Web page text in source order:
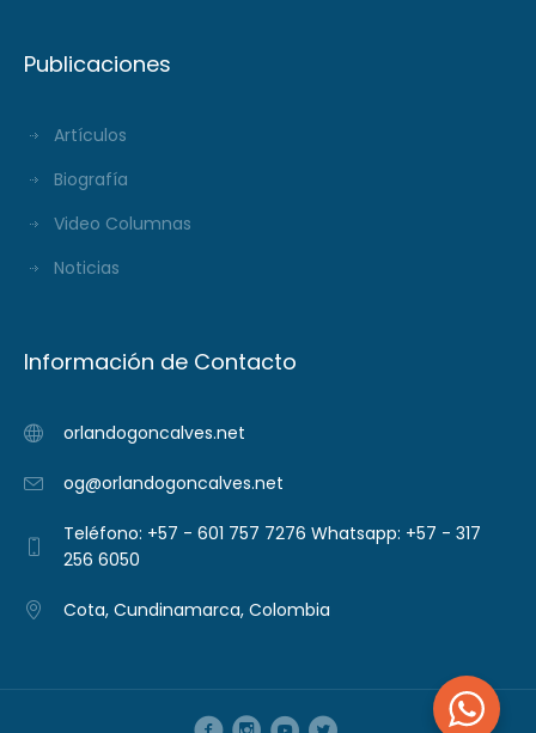
Publicaciones
Artículos
Biografía
Video Columnas
Noticias
Información de Contacto
orlandogoncalves.net
og@orlandogoncalves.net
Teléfono: +57 - 601 757 7276 Whatsapp: +57 - 317
256 6050
Cota, Cundinamarca, Colombia